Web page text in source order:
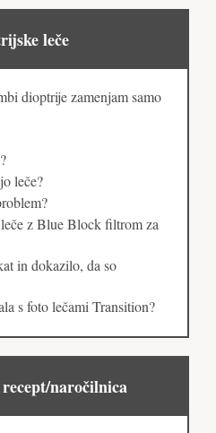
leče
dioptrije zamenjam samo
leče?
z Blue Block filtrom za
in dokazilo, da so
s foto lečami Transition?
naročilnica